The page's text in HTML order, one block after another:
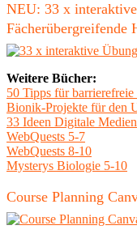
NEU: 33 x
Fächerübergreifende
Weitere Bücher:
50 Tipps für barrierefreie
Bionik-Projekte für den
33 Ideen Digitale
WebQuests 5-7
WebQuests 8-10
Mysterys Biologie 5-10
Course Planning